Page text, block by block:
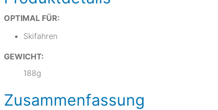
OPTIMAL FÜR:
Skifahren
GEWICHT:
188g
Zusammenfassung